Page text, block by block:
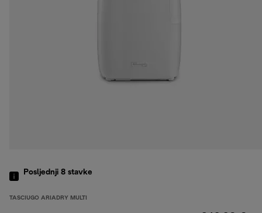
Posljednji 8 stavke
TASCIUGO ARIADRY MULTI